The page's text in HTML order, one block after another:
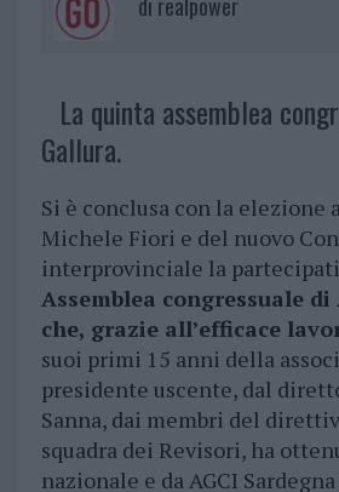
di realpower
La quinta assemblea
Gallura.
Si è conclusa con la elezione
Michele Fiori e del nuovo
interprovinciale la
Assemblea congressuale di
che, grazie all’efficace
suoi primi 15 anni della
presidente uscente, dal
Sanna, dai membri del
squadra dei Revisori, ha
nazionale e da AGCI